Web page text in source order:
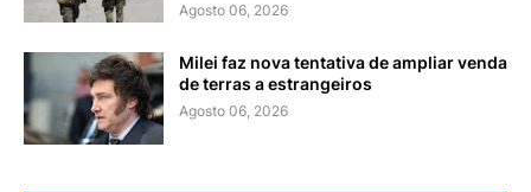
Agosto 06, 2026
Milei faz nova tentativa de ampliar venda
de terras a estrangeiros
Agosto 06, 2026